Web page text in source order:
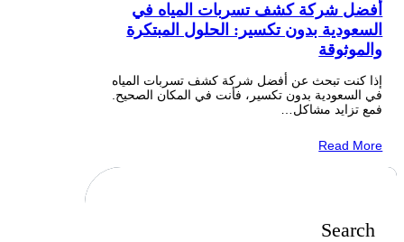
أفضل شركة كشف تسربات المياه في
السعودية بدون تكسير: الحلول المبتكرة
والموثوقة
إذا كنت تبحث عن أفضل شركة كشف تسربات المياه
في السعودية بدون تكسير، فأنت في المكان الصحيح.
فمع تزايد مشاكل…
Read More
Search